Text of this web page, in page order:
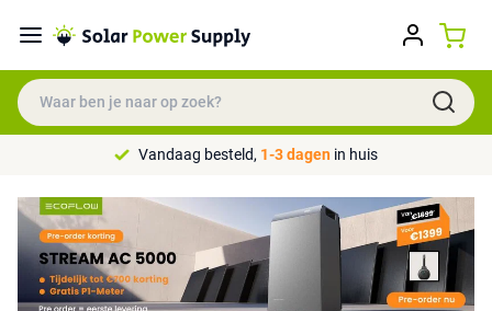
Vandaag besteld, 1-3 dagen in huis